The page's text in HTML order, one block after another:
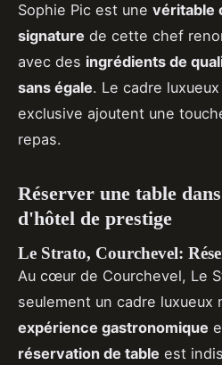
Sophie Pic est une véritable
signature de cette chef
avec des ingrédients de
sans égale. Le cadre
exclusive ajoutent une
repas.
Réserver une table
d'hôtel de prestige
Le Strato, Courchevel:
Au cœur de Courchevel, Le
seulement un cadre luxueux
expérience gastronomique
réservation de table est